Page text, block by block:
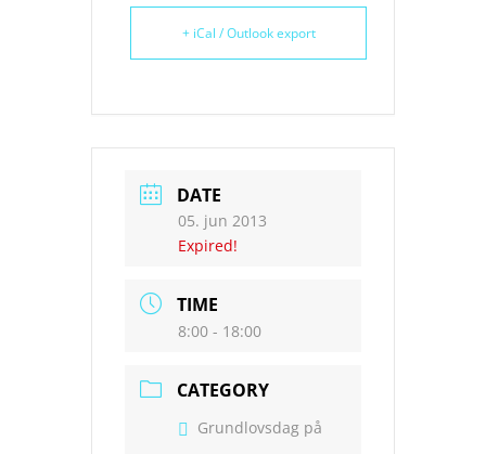
+ iCal / Outlook export
DATE
05. jun 2013
Expired!
TIME
8:00 - 18:00
CATEGORY
Grundlovsdag på